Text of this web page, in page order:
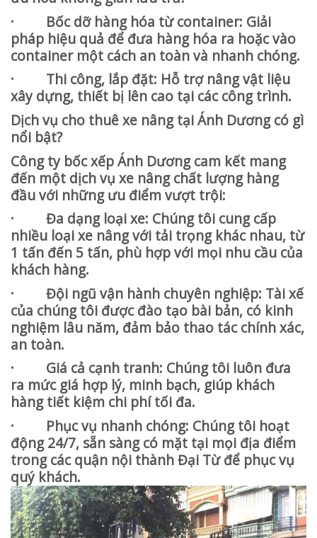
· Bốc dỡ hàng hóa từ container: Giải
pháp hiệu quả để đưa hàng hóa ra hoặc vào
container một cách an toàn và nhanh chóng.
· Thi công, lắp đặt: Hỗ trợ nâng vật liệu
xây dựng, thiết bị lên cao tại các công trình.
Dịch vụ cho thuê xe nâng tại Ánh Dương có gì
nổi bật?
Công ty bốc xếp Ánh Dương cam kết mang
đến một dịch vụ xe nâng chất lượng hàng
đầu với những ưu điểm vượt trội:
· Đa dạng loại xe: Chúng tôi cung cấp
nhiều loại xe nâng với tải trọng khác nhau, từ
1 tấn đến 5 tấn, phù hợp với mọi nhu cầu của
khách hàng.
· Đội ngũ vận hành chuyên nghiệp: Tài xế
của chúng tôi được đào tạo bài bản, có kinh
nghiệm lâu năm, đảm bảo thao tác chính xác,
an toàn.
· Giá cả cạnh tranh: Chúng tôi luôn đưa
ra mức giá hợp lý, minh bạch, giúp khách
hàng tiết kiệm chi phí tối đa.
· Phục vụ nhanh chóng: Chúng tôi hoạt
động 24/7, sẵn sàng có mặt tại mọi địa điểm
trong các quận nội thành Đại Từ để phục vụ
quý khách.